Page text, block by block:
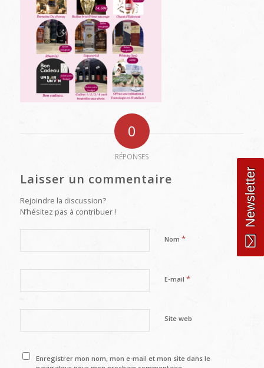
0
RÉPONSES
Laisser un commentaire
Rejoindre la discussion?
N’hésitez pas à contribuer !
Nom *
E-mail *
Site web
Enregistrer mon nom, mon e-mail et mon site dans le
Newsletter